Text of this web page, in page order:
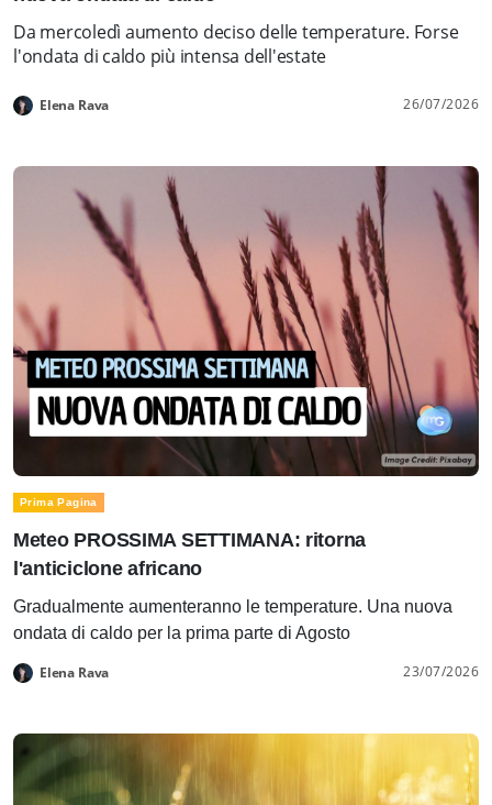
Da mercoledì aumento deciso delle temperature. Forse
l'ondata di caldo più intensa dell'estate
Elena Rava 26/07/2026
Prima Pagina
Meteo PROSSIMA SETTIMANA: ritorna
l'anticiclone africano
Gradualmente aumenteranno le temperature. Una nuova
ondata di caldo per la prima parte di Agosto
Elena Rava 23/07/2026